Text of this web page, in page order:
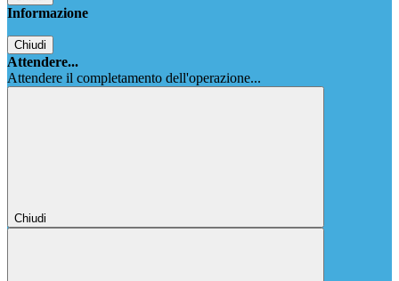
Informazione
Chiudi
Attendere...
Attendere il completamento dell'operazione...
Chiudi